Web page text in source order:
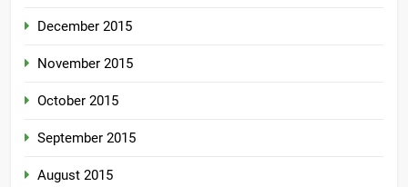
December 2015
November 2015
October 2015
September 2015
August 2015